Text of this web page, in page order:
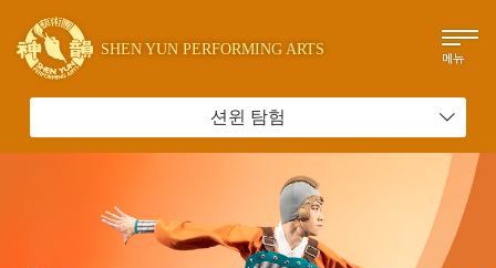
SHEN YUN PERFORMING ARTS 메뉴
션윈 탐험